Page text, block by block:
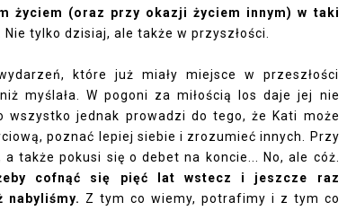
życiem (oraz przy okazji życiem innym) w taki
Nie tylko dzisiaj, ale także w przyszłości.
które już miały miejsce w przeszłości
myślała. W pogoni za miłością los daje jej nie
wszystko jednak prowadzi do tego, że Kati może
poznać lepiej siebie i zrozumieć innych. Przy
także pokusi się o debet na koncie... No, ale cóż.
cofnąć się pięć lat wstecz i jeszcze raz
nabyliśmy. Z tym co wiemy, potrafimy i z tym co